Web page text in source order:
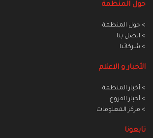
حول المنظمة
> حول المنظمة
> اتصل بنا
> شركائنا
الأخبار و الاعلام
> أخبار المنطمة
> أخبار الفروع
> مركز المعلومات
تابعونا